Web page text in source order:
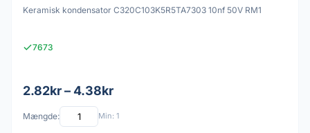
Keramisk kondensator C320C103K5R5TA7303 10nf 50V RM1
7673
2.82kr – 4.38kr
Mængde: Min: 1